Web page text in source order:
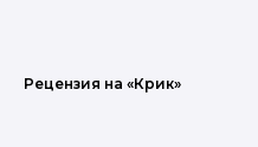
Рецензия на «Крик»